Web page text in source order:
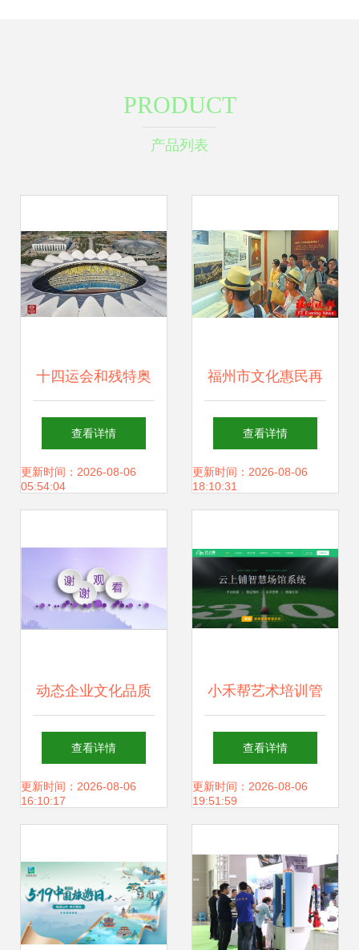
PRODUCT
产品列表
十四运会和残特奥
会城市志愿者线上
报名启动 文化场馆
来
查看详情
更新时间：2026-08-06
05:54:04
福州市文化惠民再
升级 20多个文化场
馆免费开放，文化
查看详情
更新时间：2026-08-06
18:10:31
动态企业文化品质
管理经营理念幻灯
片16素材ppt模板
查看详情
更新时间：2026-08-06
16:10:17
小禾帮艺术培训管
理系统祝大家新年
快乐
查看详情
更新时间：2026-08-06
19:51:59